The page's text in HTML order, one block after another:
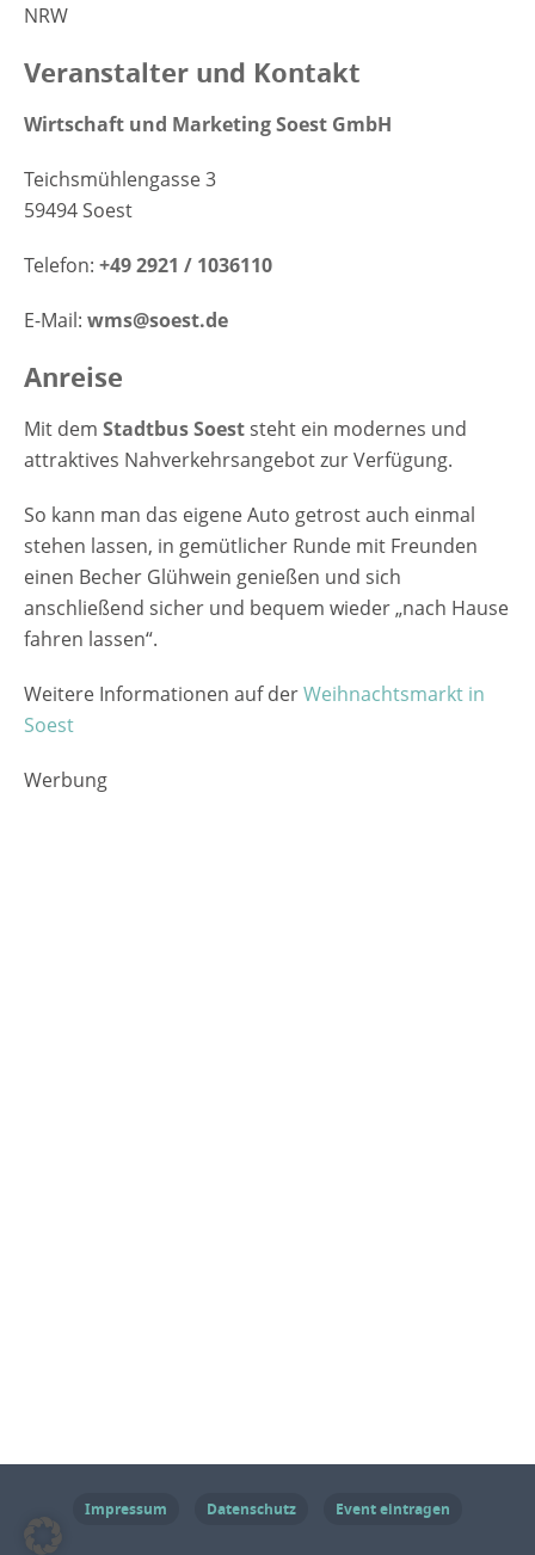
NRW
Veranstalter und Kontakt
Wirtschaft und Marketing Soest GmbH
Teichsmühlengasse 3
59494 Soest
Telefon: +49 2921 / 1036110
E-Mail: wms@soest.de
Anreise
Mit dem Stadtbus Soeststeht ein modernes und
attraktives Nahverkehrsangebot zur Verfügung.
So kann man das eigene Auto getrost auch einmal
stehen lassen, in gemütlicher Runde mit Freunden
einen Becher Glühwein genießen und sich
anschließend sicher und bequem wieder „nach Hause
fahren lassen“.
Weitere Informationen auf derWeihnachtsmarkt in
Soest
Werbung
Impressum Datenschutz Event eintragen